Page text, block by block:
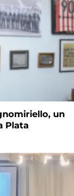
un
Plata